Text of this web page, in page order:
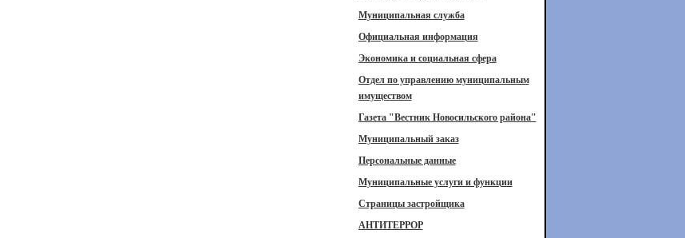
Муниципальная служба
Официальная информация
Экономика и социальная сфера
Отдел по управлению муниципальным
имуществом
Газета "Вестник Новосильского района"
Муниципальный заказ
Персональные данные
Муниципальные услуги и функции
Страницы застройщика
АНТИТЕРРОР